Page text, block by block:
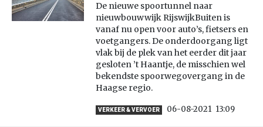
De nieuwe spoortunnel naar
nieuwbouwwijk RijswijkBuiten is
vanaf nu open voor auto’s, fietsers en
voetgangers. De onderdoorgang ligt
vlak bij de plek van het eerder dit jaar
gesloten ’t Haantje, de misschien wel
bekendste spoorwegovergang in de
Haagse regio.
VERKEER & VERVOER 06-08-2021 13:09